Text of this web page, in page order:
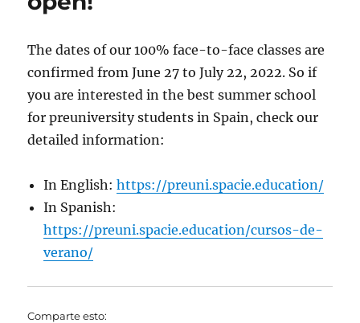
The dates of our 100% face-to-face classes are
confirmed from June 27 to July 22, 2022. So if
you are interested in the best summer school
for preuniversity students in Spain, check our
detailed information:
In English:https://preuni.spacie.education/
In Spanish:
https://preuni.spacie.education/cursos-de-
verano/
Comparte esto: